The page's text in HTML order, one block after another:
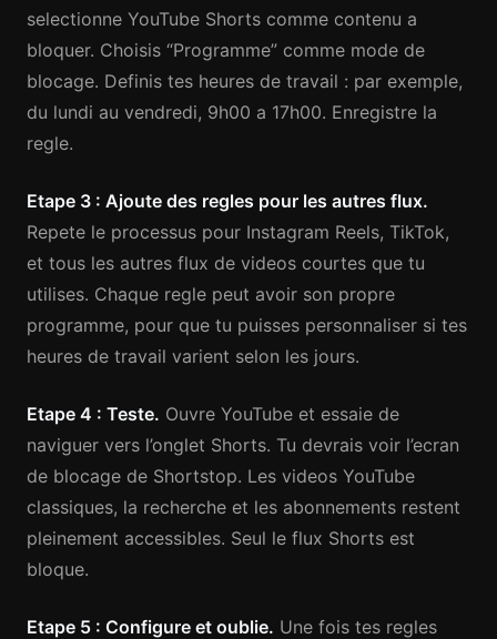
selectionne YouTube Shorts comme contenu a
bloquer. Choisis “Programme” comme mode de
blocage. Definis tes heures de travail : par exemple,
du lundi au vendredi, 9h00 a 17h00. Enregistre la
regle.
Etape 3 : Ajoute des regles pour les autres flux.
Repete le processus pour Instagram Reels, TikTok,
et tous les autres flux de videos courtes que tu
utilises. Chaque regle peut avoir son propre
programme, pour que tu puisses personnaliser si tes
heures de travail varient selon les jours.
Etape 4 : Teste. Ouvre YouTube et essaie de
naviguer vers l’onglet Shorts. Tu devrais voir l’ecran
de blocage de Shortstop. Les videos YouTube
classiques, la recherche et les abonnements restent
pleinement accessibles. Seul le flux Shorts est
bloque.
Etape 5 : Configure et oublie. Une fois tes regles